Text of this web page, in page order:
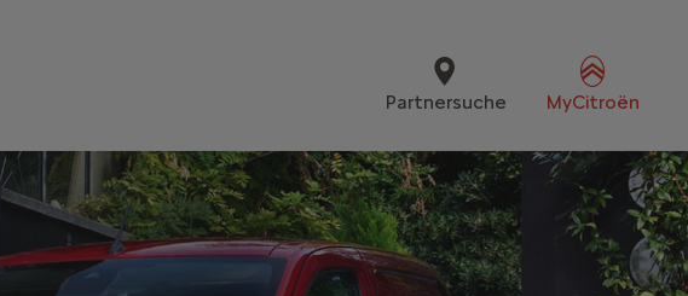
Partnersuche MyCitroën